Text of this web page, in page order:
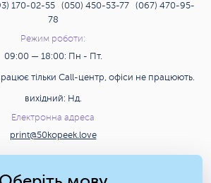
13 127 грн. Замовити
19 690 грн. Замовити
Замовити
170-02-55 (050) 450-53-77 (067) 470-95-
78
Режим роботи:
09:00 — 18:00: Пн - Пт.
тільки Call-центр, офіси не працюють.
вихідний: Нд.
Електронна адреса
print@50kopeek.love